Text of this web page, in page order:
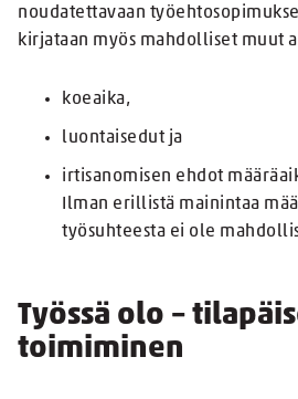
noudatettavaan
kirjataan myös mahdolliset muut
koeaika,
luontaisedut ja
irtisanomisen ehdot
Ilman erillistä mainintaa
työsuhteesta ei ole
Työssä olo –
toimiminen